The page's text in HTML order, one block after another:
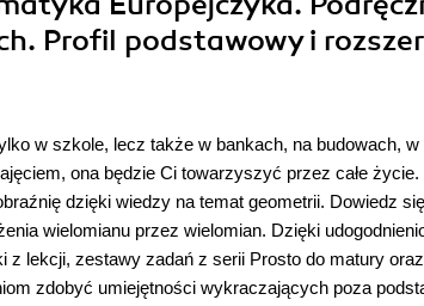
Profil podstawowy i
w szkole, lecz także w bankach, na budowach,
ona będzie Ci towarzyszyć przez całe
dzięki wiedzy na temat geometrii. Dowiedz
wielomianu przez wielomian. Dzięki
z lekcji, zestawy zadań z serii Prosto do matury
zdobyć umiejętności wykraczających poza